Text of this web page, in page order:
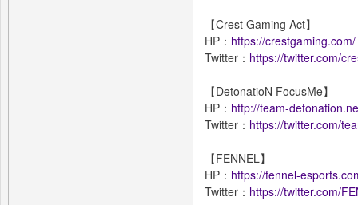
【Crest Gaming Act】
HP： https://crestgaming.com/
Twitter： https://twitter.com/
【DetonatioN FocusMe】
HP： http://team-
Twitter： https://twitter.com/
【FENNEL】
HP： https://fennel-
Twitter： https://twitter.com/